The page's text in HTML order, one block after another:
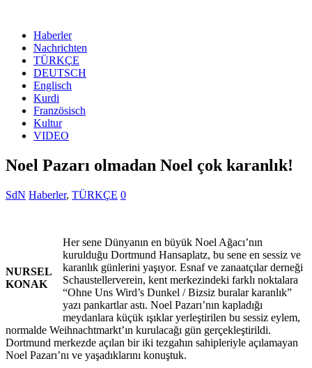
Haberler
Nachrichten
TÜRKÇE
DEUTSCH
Englisch
Kurdi
Französisch
Kultur
VIDEO
Noel Pazarı olmadan Noel çok karanlık!
SdN Haberler, TÜRKÇE 0
NURSEL
KONAK
Her sene Dünyanın en büyük Noel Ağacı’nın
kurulduğu Dortmund Hansaplatz, bu sene en sessiz ve
karanlık günlerini yaşıyor. Esnaf ve zanaatçılar derneği
Schaustellerverein, kent merkezindeki farklı noktalara
“Ohne Uns Wird’s Dunkel / Bizsiz buralar karanlık”
yazı pankartlar astı. Noel Pazarı’nın kapladığı
meydanlara küçük ışıklar yerleştirilen bu sessiz eylem,
normalde Weihnachtmarkt’ın kurulacağı gün gerçekleştirildi.
Dortmund merkezde açılan bir iki tezgahın sahipleriyle açılamayan
Noel Pazarı’nı ve yaşadıklarını konuştuk.